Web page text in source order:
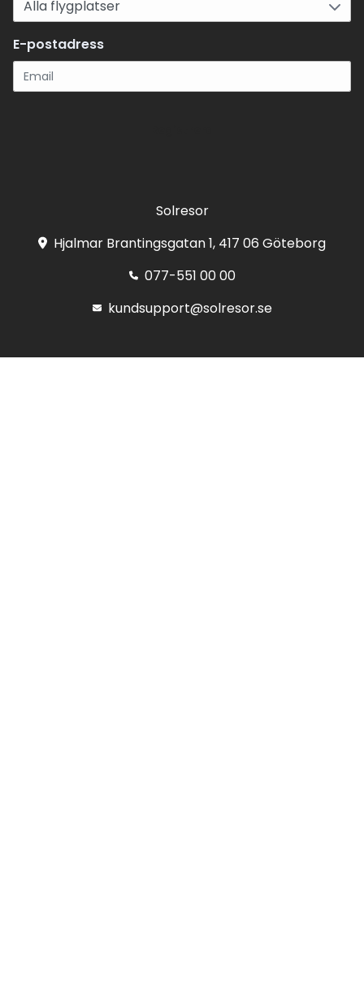
E-postadress
Solresor
Hjalmar Brantingsgatan 1, 417 06 Göteborg
077-551 00 00
kundsupport@solresor.se